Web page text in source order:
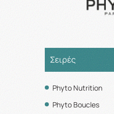
Σειρές
Phyto Nutrition
Phyto Boucles